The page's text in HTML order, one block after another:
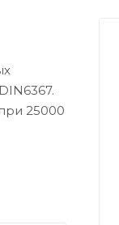
25000